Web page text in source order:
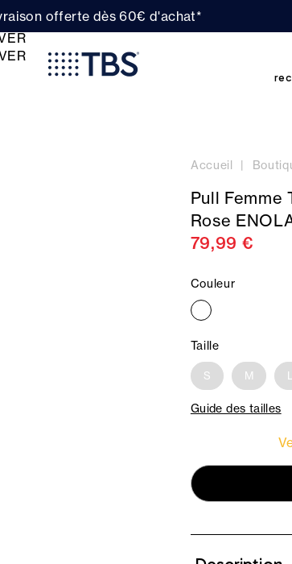
offerte dès 60€ d'achat*
Accueil
Pull Femme
Rose
79,99 €
Couleur
Taille
S M L
Guide des tailles